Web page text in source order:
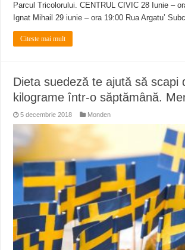
Parcul Tricolorului. CENTRUL CIVIC 28 Iunie –
Ignat Mihail 29 iunie – ora 19:00 Rua Argatu’
Citeste mai mult
Dieta suedeză te ajută să scapi
kilograme într-o săptămână.
5 decembrie 2018 Monden